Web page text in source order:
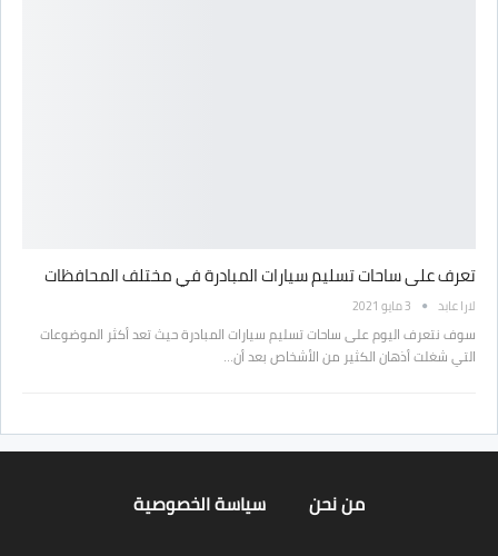
تعرف على ساحات تسليم سيارات المبادرة في مختلف المحافظات
لارا عابد 3 مايو 2021
سوف نتعرف اليوم على ساحات تسليم سيارات المبادرة حيث تعد أكثر الموضوعات
التي شغلت أذهان الكثير من الأشخاص بعد أن…
من نحن سياسة الخصوصية